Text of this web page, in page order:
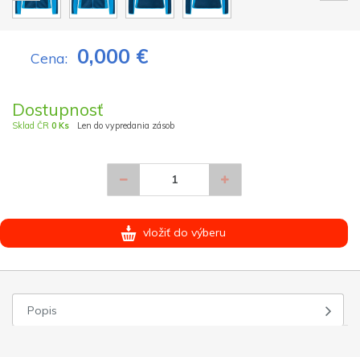
Cena: 0,000 €
Dostupnosť
Sklad ČR 0 Ks Len do vypredania zásob
vložiť do výberu
Popis